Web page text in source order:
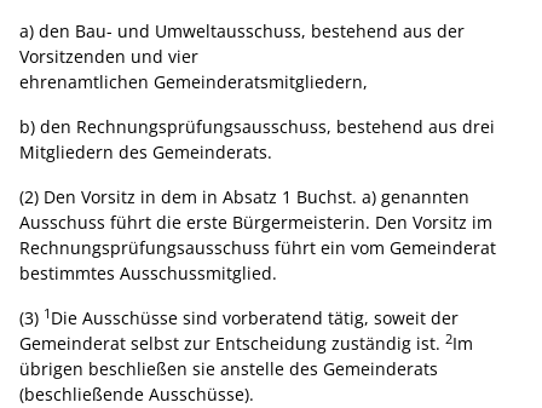
a) den Bau- und Umweltausschuss, bestehend aus der
Vorsitzenden und vier
ehrenamtlichen Gemeinderatsmitgliedern,
b) den Rechnungsprüfungsausschuss, bestehend aus drei
Mitgliedern des Gemeinderats.
(2) Den Vorsitz in dem in Absatz 1 Buchst. a) genannten
Ausschuss führt die erste Bürgermeisterin. Den Vorsitz im
Rechnungsprüfungsausschuss führt ein vom Gemeinderat
bestimmtes Ausschussmitglied.
(3) 1 Die Ausschüsse sind vorberatend tätig, soweit der
Gemeinderat selbst zur Entscheidung zuständig ist. 2Im
übrigen beschließen sie anstelle des Gemeinderats
(beschließende Ausschüsse).